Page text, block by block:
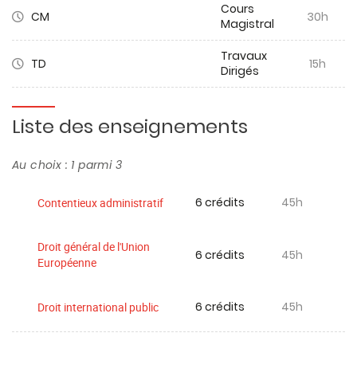
CM
Cours
Magistral
30h
TD
Travaux
Dirigés
15h
Liste des enseignements
Au choix : 1 parmi 3
Contentieux administratif 6 crédits 45h
Droit général de l'Union
Européenne
6 crédits 45h
Droit international public 6 crédits 45h